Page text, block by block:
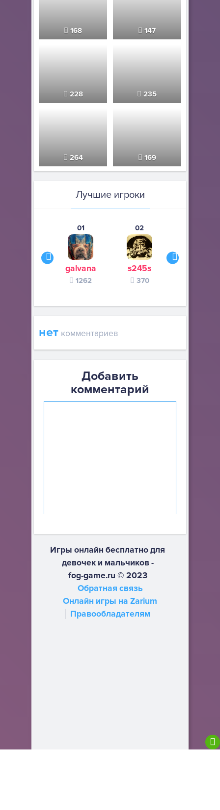
168 147
228 235
264 169
Лучшие игроки
01
galvana
1262
02
s245s
370
нет комментариев
Добавить
комментарий
Игры онлайн бесплатно для
девочек и мальчиков -
fog-game.ru © 2023
Обратная связь
Онлайн игры на Zarium
Правообладателям